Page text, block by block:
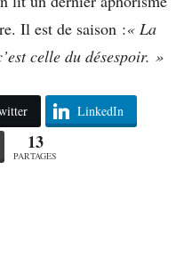
Il est de saison :« La
celle du désespoir. »
LinkedIn
13
PARTAGES